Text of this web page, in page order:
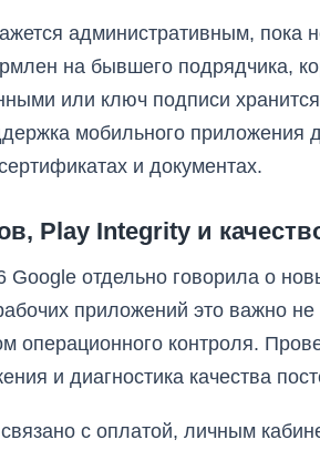
административным, пока
на бывшего подрядчика,
или ключ подписи
мобильного приложения
и документах.
Play Integrity и
Google отдельно говорила о
приложений это важно не
операционного контроля.
и диагностика качества
с оплатой, личным